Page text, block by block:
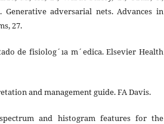
Generative adversarial nets. Advances in
27.
de fisiolog´ıa m´edica. Elsevier Health
and management guide. FA Davis.
and histogram features for the